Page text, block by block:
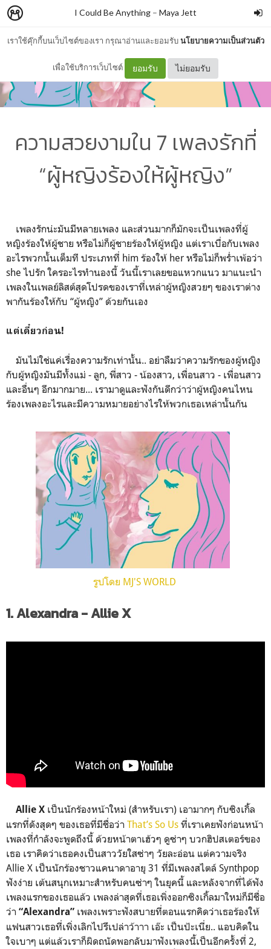
เราใช้คุ๊กกี้บนเว็บไซต์ของเรา กรุณาอ่านและยอมรับนโยบายความเป็นส่วนตัว
เพื่อใช้บริการเว็บไซต์ ยอมรับ ไม่ยอมรับ
I Could Be Anything – Maya Jett
ความสวยงามใน 7 เพลงรักที่
“ผู้หญิงร้องให้ผู้หญิง”
เพลงรักน่ะมันมีหลายเพลง และส่วนมากก็มักจะเป็นเพลงที่ผู้
หญิงร้องให้ผู้ชาย หรือไม่ก็ผู้ชายร้องให้ผู้หญิง แต่เราเบื่อกับเพลง
อะไรพวกนั้นเต็มที ประเภทที่ him ร้องให้ her หรือไม่ก็พร่ำเพ้อว่า
she ไปรัก ใครอะไรทำนองนี้ วันนี้เราเลยขอแหวกแนว มาแนะนำ
เพลงในเพลย์ลิสต์สุดโปรดของเราที่เหล่าผู้หญิงสวยๆ ของเราต่าง
พากันร้องให้กับ “ผู้หญิง” ด้วยกันเอง
แต่เดี๋ยวก่อน!
มันไม่ใช่แค่เรื่องความรักเท่านั้น.. อย่าลืมว่าความรักของผู้หญิง
กับผู้หญิงมันมีทั้งแม่ - ลูก, พี่สาว - น้องสาว, เพื่อนสาว - เพื่อนสาว
และอื่นๆ อีกมากมาย... เรามาดูและฟังกันดีกว่าว่าผู้หญิงคนไหน
ร้องเพลงอะไรและมีความหมายอย่างไรให้พวกเธอเหล่านั้นกัน
รูปโดย MJ'S WORLD
1. Alexandra - Allie X
Allie X เป็นนักร้องหน้าใหม่ (สำหรับเรา) เอามากๆ กับซิงเกิ้ล
แรกที่ดังสุดๆ ของเธอที่มีชื่อว่า That’s So Us ที่เราเคยฟังก่อนหน้า
เพลงที่กำลังจะพูดถึงนี้ ด้วยหน้าตาเฮ้วๆ ดูซ่าๆ บวกฮิปสเตอร์ของ
เธอ เราคิดว่าเธอคงเป็นสาววัยใสซ่าๆ วัยละอ่อน แต่ความจริง
Allie X เป็นนักร้องชาวแคนาดาอายุ 31 ที่มีเพลงสไตล์ Synthpop
ฟังง่าย เต้นสนุกเหมาะสำหรับคนซ่าๆ ในยุคนี้ และหลังจากที่ได้ฟัง
เพลงแรกของเธอแล้ว เพลงล่าสุดที่เธอเพิ่งออกซิงเกิ้ลมาใหม่ก็มีชื่อ
ว่า “Alexandra” เพลงเพราะฟังสบายที่ตอนแรกคิดว่าเธอร้องให้
แฟนสาวเธอที่เพิ่งเลิกไปรึเปล่าว้าาา เอ๊ะ เป็นป้ะเนี่ย.. แอบคิดใน
ใจเบาๆ แต่แล้วเราก็ผิดถนัดพอกลับมาฟังเพลงนี้เป็นอีกครั้งที่ 2,